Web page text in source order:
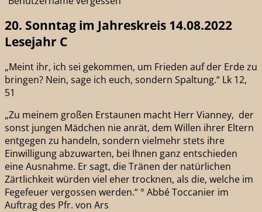
20. Sonntag im Jahreskreis 14.08.2022
Lesejahr C
„Meint ihr, ich sei gekommen, um Frieden auf der Erde zu
bringen? Nein, sage ich euch, sondern Spaltung.“ Lk 12,
51
„Zu meinem großen Erstaunen macht Herr Vianney, der
sonst jungen Mädchen nie anrät, dem Willen ihrer Eltern
entgegen zu handeln, sondern vielmehr stets ihre
Einwilligung abzuwarten, bei Ihnen ganz entschieden
eine Ausnahme. Er sagt, die Tränen der natürlichen
Zärtlichkeit würden viel eher trocknen, als die, welche im
Fegefeuer vergossen werden.“ ° Abbé Toccanier im
Auftrag des Pfr. von Ars